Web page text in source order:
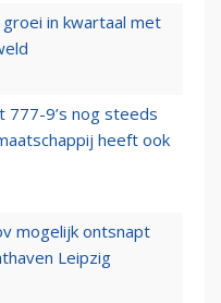
in kwartaal met
777-9’s nog steeds
heeft ook
mogelijk ontsnapt
Leipzig